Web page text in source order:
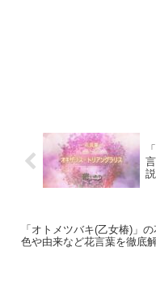
説
「オトメツバキ(乙女椿)」
色や由来など花言葉を徹底